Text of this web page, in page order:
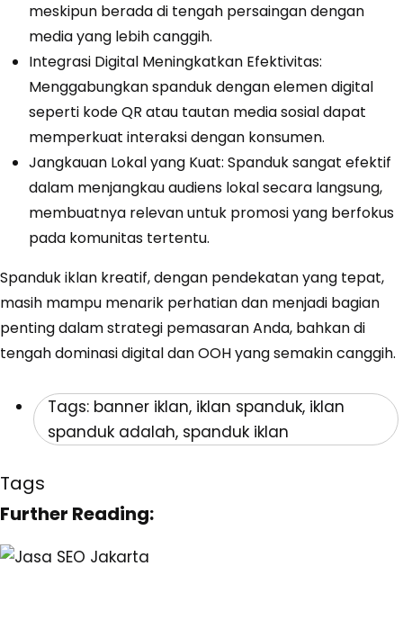
meskipun berada di tengah persaingan dengan
media yang lebih canggih.
Integrasi Digital Meningkatkan Efektivitas:
Menggabungkan spanduk dengan elemen digital
seperti kode QR atau tautan media sosial dapat
memperkuat interaksi dengan konsumen.
Jangkauan Lokal yang Kuat: Spanduk sangat efektif
dalam menjangkau audiens lokal secara langsung,
membuatnya relevan untuk promosi yang berfokus
pada komunitas tertentu.
Spanduk iklan kreatif, dengan pendekatan yang tepat,
masih mampu menarik perhatian dan menjadi bagian
penting dalam strategi pemasaran Anda, bahkan di
tengah dominasi digital dan OOH yang semakin canggih.
Tags: banner iklan, iklan spanduk, iklan
spanduk adalah, spanduk iklan
Tags
Further Reading: